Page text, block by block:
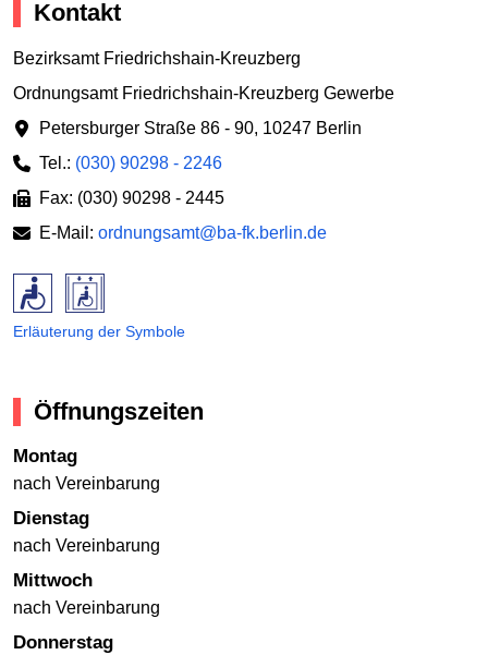
Kontakt
Bezirksamt Friedrichshain-Kreuzberg
Ordnungsamt Friedrichshain-Kreuzberg Gewerbe
Petersburger Straße 86 - 90, 10247 Berlin
Tel.: (030) 90298 - 2246
Fax: (030) 90298 - 2445
E-Mail: ordnungsamt@ba-fk.berlin.de
Erläuterung der Symbole
Öffnungszeiten
Montag
nach Vereinbarung
Dienstag
nach Vereinbarung
Mittwoch
nach Vereinbarung
Donnerstag